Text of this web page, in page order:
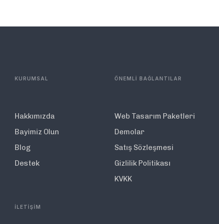
KURUMSAL
Hakkımızda
Bayimiz Olun
Blog
Destek
ÖNEMLİ BAĞLANTILAR
Web Tasarım Paketleri
Demolar
Satış Sözleşmesi
Gizlilik Politikası
KVKK
İLETİŞİM